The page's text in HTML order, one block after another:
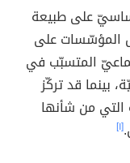
على طبيعة
المؤسّسات على
المتسبّب في
بينما قد تركّز
من شأنها
[١]